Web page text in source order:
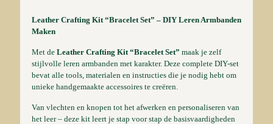
Leather Crafting Kit “Bracelet Set” – DIY Leren Armbanden
Maken
Met de Leather Crafting Kit “Bracelet Set” maak je zelf
stijlvolle leren armbanden met karakter. Deze complete DIY-set
bevat alle tools, materialen en instructies die je nodig hebt om
unieke handgemaakte accessoires te creëren.
Van vlechten en knopen tot het afwerken en personaliseren van
het leer – deze kit leert je stap voor stap de basisvaardigheden